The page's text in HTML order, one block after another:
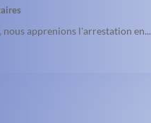
apprenions l'arrestation en...